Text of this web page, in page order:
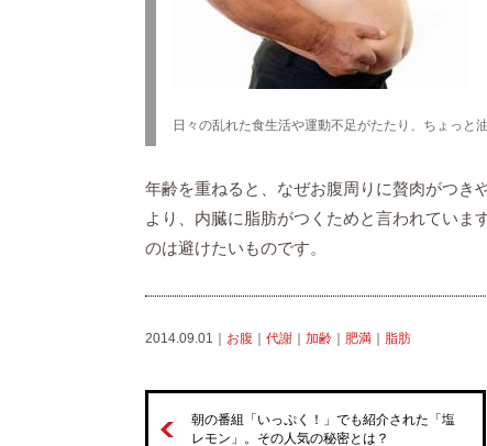
日々の乱れた食生活や運動不足がたたり、ちょっと
年齢を重ねると、なぜお腹周りに贅肉がつき
より、内臓に脂肪がつくためと言われていま
のは避けたいものです。
2014.09.01｜ お腹 代謝 加齢 肥満 脂肪
朝の番組「いっぷく！」でも紹介された「塩
レモン」。その人気の秘密とは？